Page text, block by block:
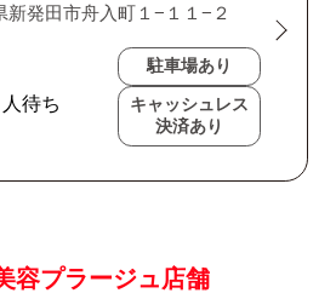
新発田市舟入町１−１１−２
駐車場あり
キャッシュレス
決済あり
容プラージュ店舗